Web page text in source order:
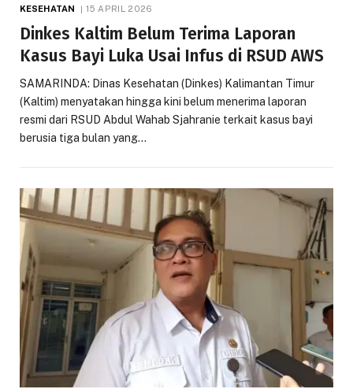
KESEHATAN 15 APRIL 2026
Dinkes Kaltim Belum Terima Laporan
Kasus Bayi Luka Usai Infus di RSUD AWS
SAMARINDA: Dinas Kesehatan (Dinkes) Kalimantan Timur
(Kaltim) menyatakan hingga kini belum menerima laporan
resmi dari RSUD Abdul Wahab Sjahranie terkait kasus bayi
berusia tiga bulan yang…